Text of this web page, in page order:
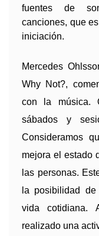
fuentes de
canciones, que
iniciación.
Mercedes
Why Not?,
con la música.
sábados y
Consideramos
mejora el estado
las personas.
la posibilidad
vida cotidiana.
realizado una